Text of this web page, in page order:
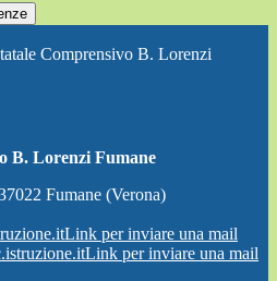
Comprensivo B. Lorenzi
B. Lorenzi Fumane
Fumane (Verona)
Link per inviare una mail
Link per inviare una mail